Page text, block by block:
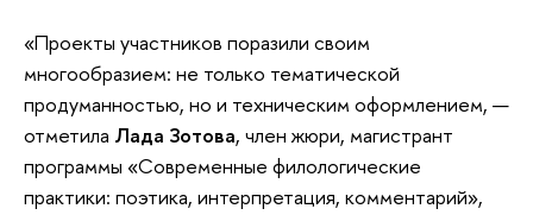
«Проекты участников поразили своим
многообразием: не только тематической
продуманностью, но и техническим оформлением, —
отметила Лада Зотова, член жюри, магистрант
программы «Современные филологические
практики: поэтика, интерпретация, комментарий»,